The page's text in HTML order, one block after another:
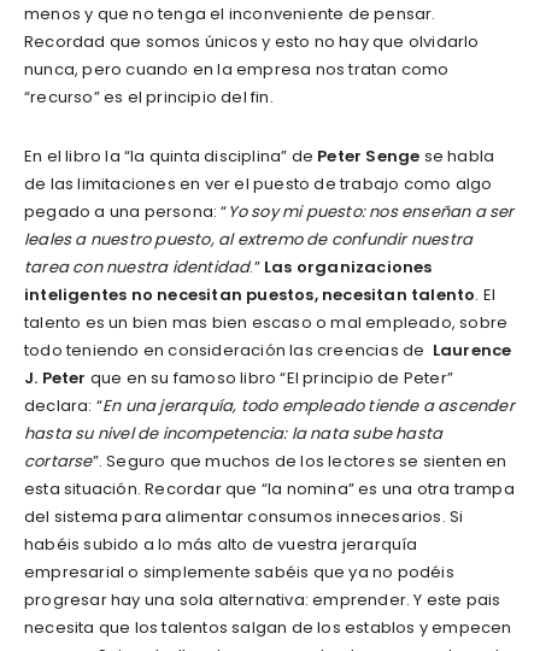
menos y que no tenga el inconveniente de pensar.
Recordad que somos únicos y esto no hay que olvidarlo
nunca, pero cuando en la empresa nos tratan como
“recurso” es el principio del fin.
En el libro la “la quinta disciplina” de Peter Senge se habla
de las limitaciones en ver el puesto de trabajo como algo
pegado a una persona: “Yo soy mi puesto: nos enseñan a ser
leales a nuestro puesto, al extremo de confundir nuestra
tarea con nuestra identidad.” Las organizaciones
inteligentes no necesitan puestos, necesitan talento. El
talento es un bien mas bien escaso o mal empleado, sobre
todo teniendo en consideración las creencias de Laurence
J. Peter que en su famoso libro “El principio de Peter”
declara: “En una jerarquía, todo empleado tiende a ascender
hasta su nivel de incompetencia: la nata sube hasta
cortarse”. Seguro que muchos de los lectores se sienten en
esta situación. Recordar que “la nomina” es una otra trampa
del sistema para alimentar consumos innecesarios. Si
habéis subido a lo más alto de vuestra jerarquía
empresarial o simplemente sabéis que ya no podéis
progresar hay una sola alternativa: emprender. Y este pais
necesita que los talentos salgan de los establos y empecen